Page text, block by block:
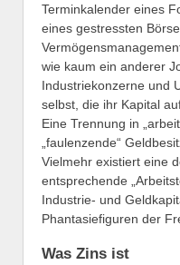
Terminkalender eines
eines gestressten
wie kaum ein anderer
Industriekonzerne und
selbst, die ihr Kapital
Eine Trennung in
„faulenzende“
Vielmehr existiert eine
entsprechende
Industrie- und
Phantasiefiguren der
Was Zins ist